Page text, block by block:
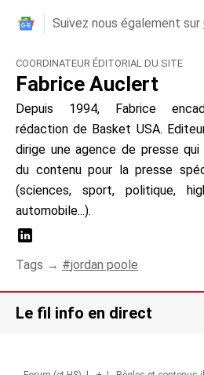
Suivez nous également sur
COORDINATEUR ÉDITORIAL DU SITE
Fabrice Auclert
Depuis 1994, Fabrice
rédaction de Basket USA.
dirige une agence de presse
du contenu pour la presse
(sciences, sport, politique,
automobile...).
Tags → jordan poole
Le fil info en direct